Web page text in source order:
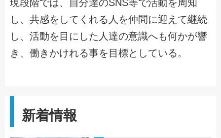
現段階では、自分達のSNS等で活動を周知
し、共感をしてくれる人を仲間に迎えて継続
し、活動を目にした人達の意識へも何かが響
き、働きかけれる事を目標としている。
新着情報